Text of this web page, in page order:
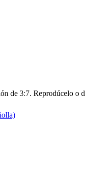
de 3:7. Reprodúcelo o